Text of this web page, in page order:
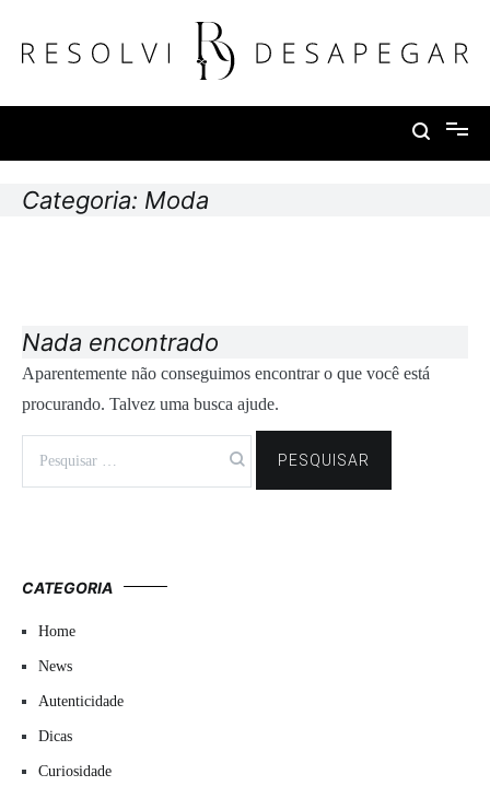
conteúdo
Resolvi Desapegar
Categoria: Moda
Nada encontrado
Aparentemente não conseguimos encontrar o que você está
procurando. Talvez uma busca ajude.
Pesquisar
por:
CATEGORIA
Home
News
Autenticidade
Dicas
Curiosidade